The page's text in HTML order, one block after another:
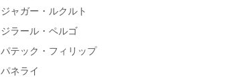
ジャガー・ルクルト
ジラール・ペルゴ
パテック・フィリップ
パネライ